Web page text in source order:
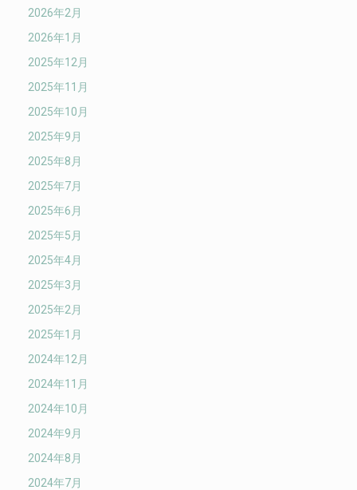
2026年2月
2026年1月
2025年12月
2025年11月
2025年10月
2025年9月
2025年8月
2025年7月
2025年6月
2025年5月
2025年4月
2025年3月
2025年2月
2025年1月
2024年12月
2024年11月
2024年10月
2024年9月
2024年8月
2024年7月